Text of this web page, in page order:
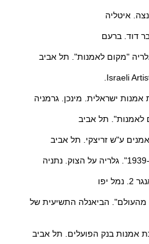
מהעולם". הביאנלה התשיעית של